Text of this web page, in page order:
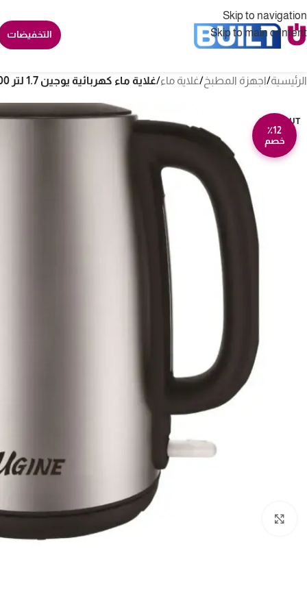
Skip to navigation
Skip to main content
التخفيضات
الرئيسية/اجهزة المطبخ/غلاية ماء/غلاية ماء كهربائية يوجين 1.7 لتر 2200 وات – ستيل Usaks
SOLD OUT
٪12
خصم